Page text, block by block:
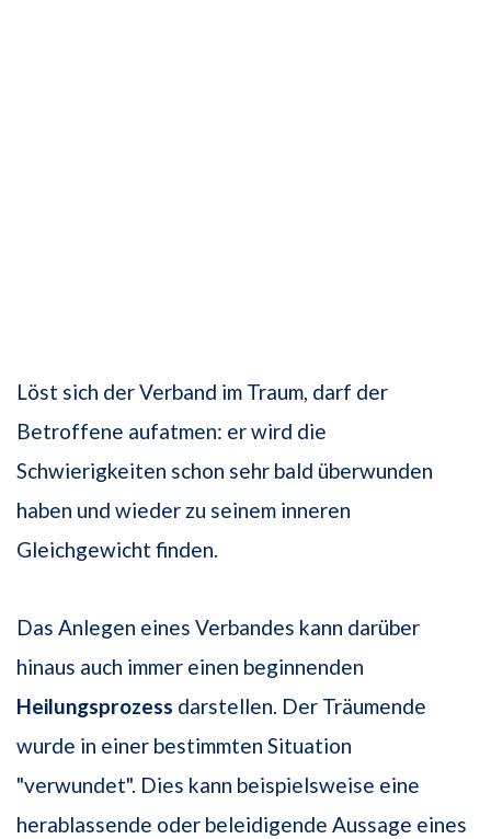
Löst sich der Verband im Traum, darf der
Betroffene aufatmen: er wird die
Schwierigkeiten schon sehr bald überwunden
haben und wieder zu seinem inneren
Gleichgewicht finden.
Das Anlegen eines Verbandes kann darüber
hinaus auch immer einen beginnenden
Heilungsprozess darstellen. Der Träumende
wurde in einer bestimmten Situation
"verwundet". Dies kann beispielsweise eine
herablassende oder beleidigende Aussage eines